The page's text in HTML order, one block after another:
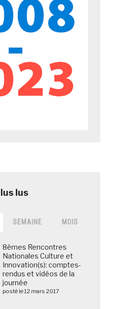
SEMAINE MOIS
8èmes Rencontres
Nationales Culture et
Innovation(s): comptes-
rendus et vidéos de la
journée
posté le 12 mars 2017